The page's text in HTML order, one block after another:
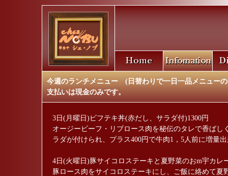
今週のランチメニュー (日替わりで一日一品メニュ
支払いは現金のみです。
3日(月曜日)ビフテキ丼(赤だし、サラダ付)1300円
オージービーフ・リブロース肉を秘伝のタレで香ば
ラダが付けられ、プラス400円で牛肉1，5人前に増量
4日(火曜日)豚サイコロステーキと夏野菜のおm宇カレ
豚ロース肉をサイコロステーキにし、ご飯に絡めて